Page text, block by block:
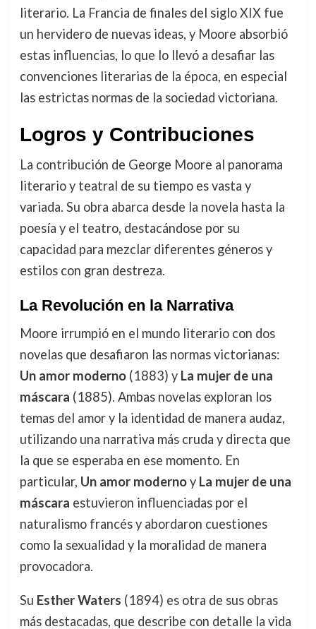
literario. La Francia de finales del siglo XIX fue
un hervidero de nuevas ideas, y Moore absorbió
estas influencias, lo que lo llevó a desafiar las
convenciones literarias de la época, en especial
las estrictas normas de la sociedad victoriana.
Logros y Contribuciones
La contribución de George Moore al panorama
literario y teatral de su tiempo es vasta y
variada. Su obra abarca desde la novela hasta la
poesía y el teatro, destacándose por su
capacidad para mezclar diferentes géneros y
estilos con gran destreza.
La Revolución en la Narrativa
Moore irrumpió en el mundo literario con dos
novelas que desafiaron las normas victorianas:
Un amor moderno(1883) y La mujer de una
máscara (1885). Ambas novelas exploran los
temas del amor y la identidad de manera audaz,
utilizando una narrativa más cruda y directa que
la que se esperaba en ese momento. En
particular, Un amor modernoy La mujer de una
máscara estuvieron influenciadas por el
naturalismo francés y abordaron cuestiones
como la sexualidad y la moralidad de manera
provocadora.
Su Esther Waters (1894) es otra de sus obras
más destacadas, que describe con detalle la vida